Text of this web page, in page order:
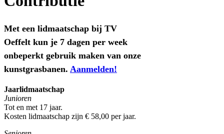
Met een lidmaatschap bij TV
Oeffelt kun je 7 dagen per week
onbeperkt gebruik maken van onze
kunstgrasbanen. Aanmelden!
Jaarlidmaatschap
Junioren
Tot en met 17 jaar.
Kosten lidmaatschap zijn € 58,00 per jaar.